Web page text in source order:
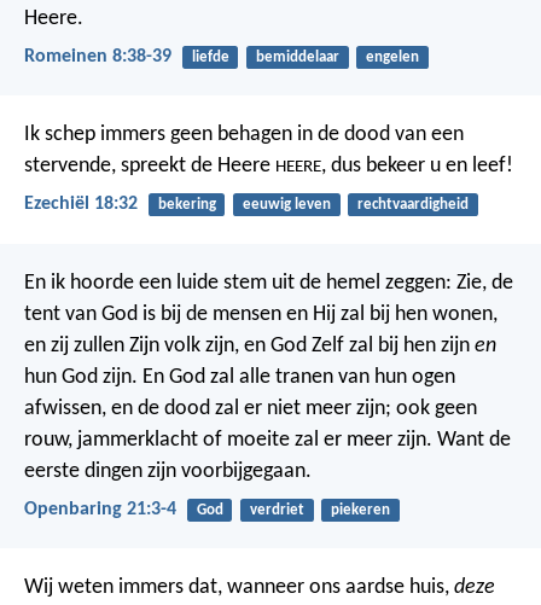
Heere.
Romeinen 8:38-39 liefde bemiddelaar engelen
Ik schep immers geen behagen in de dood van een
stervende, spreekt de Heere HEERE, dus bekeer u en leef!
Ezechiël 18:32 bekering eeuwig leven rechtvaardigheid
En ik hoorde een luide stem uit de hemel zeggen: Zie, de
tent van God is bij de mensen en Hij zal bij hen wonen,
en zij zullen Zijn volk zijn, en God Zelf zal bij hen zijn en
hun God zijn. En God zal alle tranen van hun ogen
afwissen, en de dood zal er niet meer zijn; ook geen
rouw, jammerklacht of moeite zal er meer zijn. Want de
eerste dingen zijn voorbijgegaan.
Openbaring 21:3-4 God verdriet piekeren
Wij weten immers dat, wanneer ons aardse huis, deze